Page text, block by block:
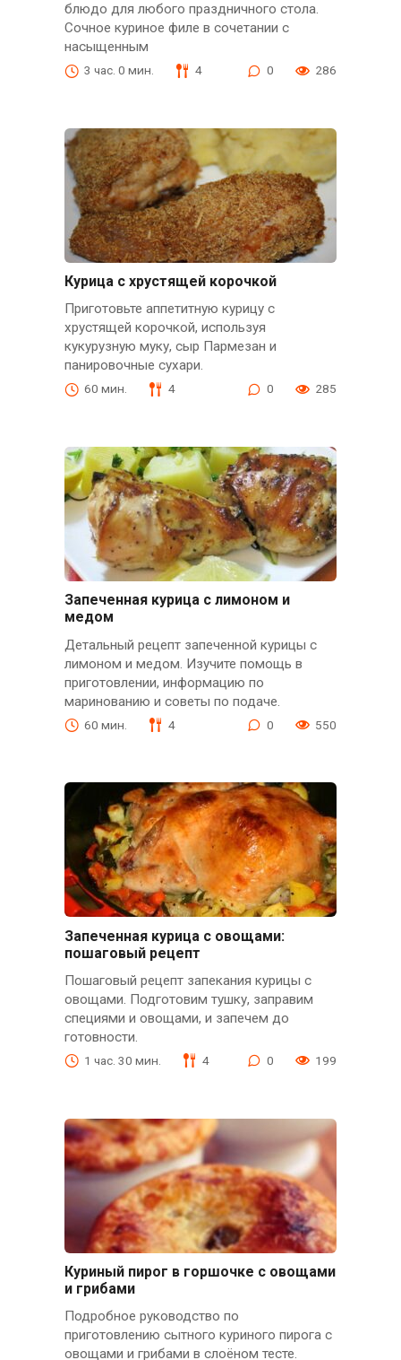
блюдо для любого праздничного стола.
Сочное куриное филе в сочетании с
насыщенным
3 час. 0 мин. 4 0 286
Курица с хрустящей корочкой
Приготовьте аппетитную курицу с
хрустящей корочкой, используя
кукурузную муку, сыр Пармезан и
панировочные сухари.
60 мин. 4 0 285
Запеченная курица с лимоном и
медом
Детальный рецепт запеченной курицы с
лимоном и медом. Изучите помощь в
приготовлении, информацию по
маринованию и советы по подаче.
60 мин. 4 0 550
Запеченная курица с овощами:
пошаговый рецепт
Пошаговый рецепт запекания курицы с
овощами. Подготовим тушку, заправим
специями и овощами, и запечем до
готовности.
1 час. 30 мин. 4 0 199
Куриный пирог в горшочке с овощами
и грибами
Подробное руководство по
приготовлению сытного куриного пирога с
овощами и грибами в слоёном тесте.